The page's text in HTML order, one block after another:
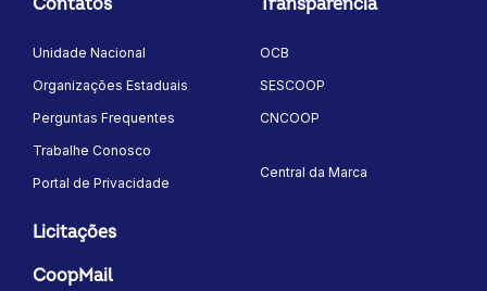
Contatos
Unidade Nacional
Organizações Estaduais
Perguntas Frequentes
Trabalhe Conosco
Portal de Privacidade
Transparência
OCB
SESCOOP
CNCOOP
Central da Marca
Licitações
CoopMail